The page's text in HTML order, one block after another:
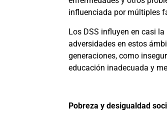
influenciada por múltiples
Los DSS influyen en casi
adversidades en estos
generaciones, como
educación inadecuada y
Pobreza y desigualdad